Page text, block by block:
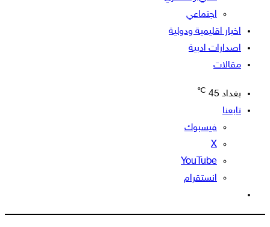
اجتماعي
اخبار اقليمية ودولية
اصدارات ادبية
مقالات
بغداد 45
℃
تابعنا
فيسبوك
‫X
‫YouTube
انستقرام
المظلم